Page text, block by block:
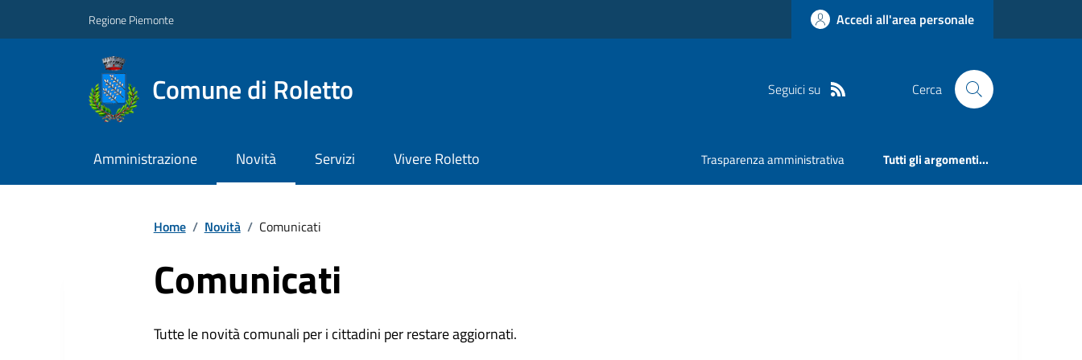
Regione Piemonte Accedi all'area personale
Comune di Roletto Seguici su Cerca
Amministrazione Novità Servizi Vivere Roletto Trasparenza amministrativa Tutti gli argomenti...
Home / Novità / Comunicati
Comunicati
Tutte le novità comunali per i cittadini per restare aggiornati.